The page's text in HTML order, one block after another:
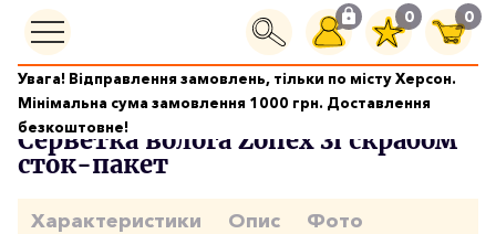
0 0
Увага! Відправлення замовлень, тільки по місту Херсон.
Мінімальна сума замовлення 1000 грн. Доставлення
безкоштовне!
Серветки Серветка волога Zollex зі скрабом сток-пакет
Серветка волога Zollex зі скрабом
сток-пакет
Характеристики Опис Фото